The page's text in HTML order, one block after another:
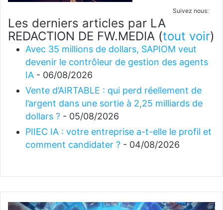
Suivez nous:
Les derniers articles par LA
REDACTION DE FW.MEDIA (tout voir)
Avec 35 millions de dollars, SAPIOM veut
devenir le contrôleur de gestion des agents
IA - 06/08/2026
Vente d’AIRTABLE : qui perd réellement de
l’argent dans une sortie à 2,25 milliards de
dollars ? - 05/08/2026
PIIEC IA : votre entreprise a-t-elle le profil et
comment candidater ? - 04/08/2026